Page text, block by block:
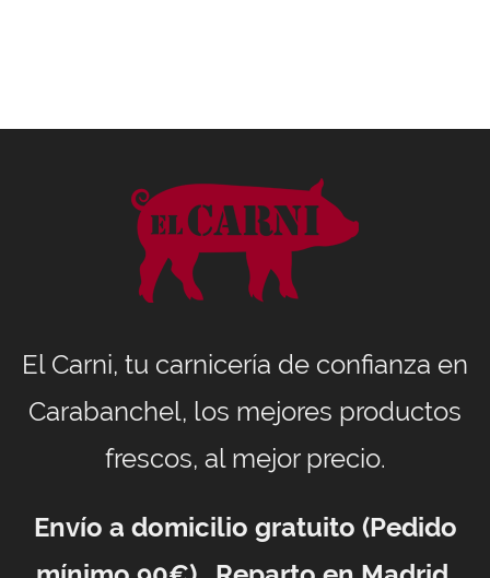
El Carni, tu carnicería de confianza en
Carabanchel, los mejores productos
frescos, al mejor precio.
Envío a domicilio gratuito (Pedido